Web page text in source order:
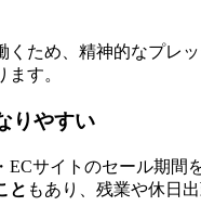
くため、精神的なプレ
す。
りやすい
サイトのセール期間
と もあり、残業や休日